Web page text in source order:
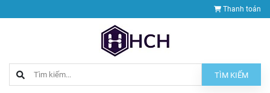
Thanh toán
TÌM KIẾM